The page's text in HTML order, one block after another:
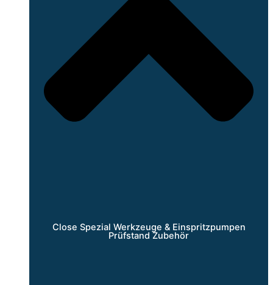
Close Spezial Werkzeuge & Einspritzpumpen
Prüfstand Zubehör